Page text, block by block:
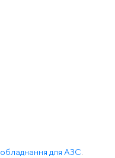
обладнання для АЗС